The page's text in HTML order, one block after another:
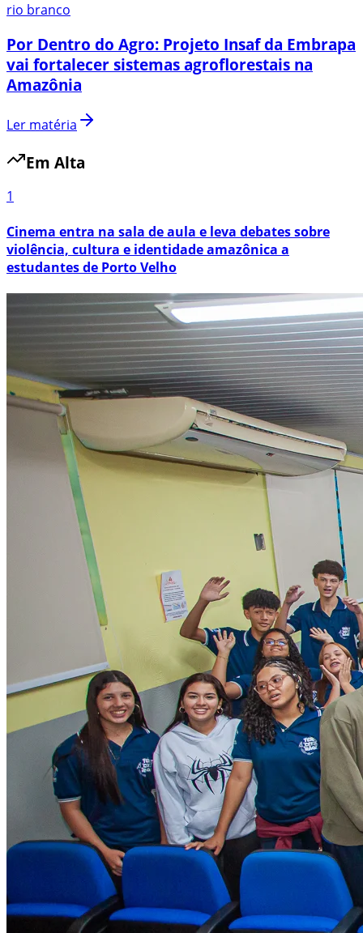
rio branco
Por Dentro do Agro: Projeto Insaf da Embrapa
vai fortalecer sistemas agroflorestais na
Amazônia
Ler matéria
Em Alta
1
Cinema entra na sala de aula e leva debates sobre
violência, cultura e identidade amazônica a
estudantes de Porto Velho